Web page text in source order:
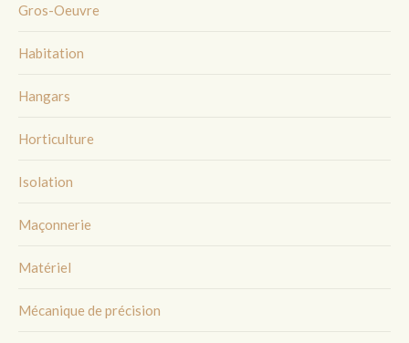
Gros-Oeuvre
Habitation
Hangars
Horticulture
Isolation
Maçonnerie
Matériel
Mécanique de précision